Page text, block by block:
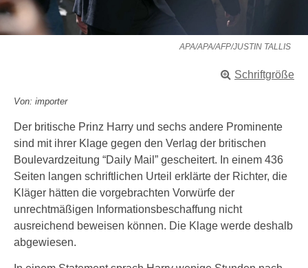
APA/APA/AFP/JUSTIN TALLIS
Schriftgröße
Von: importer
Der britische Prinz Harry und sechs andere Prominente
sind mit ihrer Klage gegen den Verlag der britischen
Boulevardzeitung “Daily Mail” gescheitert. In einem 436
Seiten langen schriftlichen Urteil erklärte der Richter, die
Kläger hätten die vorgebrachten Vorwürfe der
unrechtmäßigen Informationsbeschaffung nicht
ausreichend beweisen können. Die Klage werde deshalb
abgewiesen.